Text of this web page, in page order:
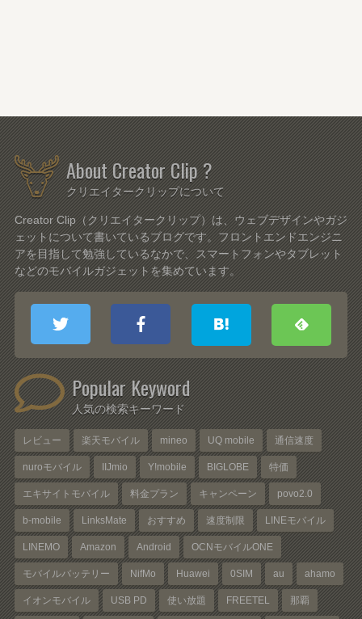
About Creator Clip ?
クリエイタークリップについて
Creator Clip（クリエイタークリップ）は、ウェブデザインやガジ
ェットについて書いているブログです。フロントエンドエンジニ
アを目指して勉強しているなかで、スマートフォンやタブレット
などのモバイルガジェットを集めています。
Popular Keyword
人気の検索キーワード
レビュー 楽天モバイル mineo UQ mobile 通信速度
nuroモバイル IIJmio Y!mobile BIGLOBE 特価
エキサイトモバイル 料金プラン キャンペーン povo2.0
b-mobile LinksMate おすすめ 速度制限 LINEモバイル
LINEMO Amazon Android OCNモバイルONE
モバイルバッテリー NifMo Huawei 0SIM au ahamo
イオンモバイル USB PD 使い放題 FREETEL 那覇